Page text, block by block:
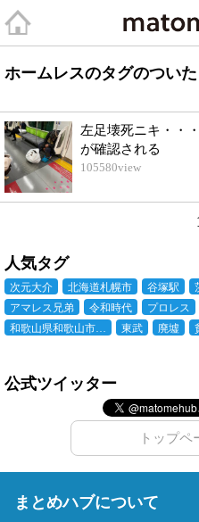
ホームレスのタグのつい
左足壊死ニキ・・
が確認される
105580view
人気タグ
次元大介 北海道札幌市 谷塚駅
アマレス兄弟
令和時代 プロレス
和歌山県和歌山市…
東武 廃墟
公式ツイッター
トップペ
まとめハブについて